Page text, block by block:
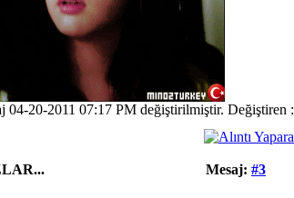
04-20-2011 07:17 PM değiştirilmiştir. Değiştiren :
Mesaj: #3